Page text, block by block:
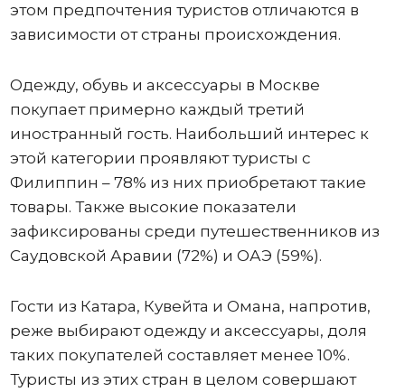
этом предпочтения туристов отличаются в
зависимости от страны происхождения.
Одежду, обувь и аксессуары в Москве
покупает примерно каждый третий
иностранный гость. Наибольший интерес к
этой категории проявляют туристы с
Филиппин – 78% из них приобретают такие
товары. Также высокие показатели
зафиксированы среди путешественников из
Саудовской Аравии (72%) и ОАЭ (59%).
Гости из Катара, Кувейта и Омана, напротив,
реже выбирают одежду и аксессуары, доля
таких покупателей составляет менее 10%.
Туристы из этих стран в целом совершают